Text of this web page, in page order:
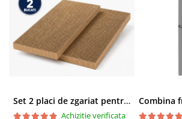
Set 2 placi de zgariat pentru casuta pisici BUNTZ KJW5086, compatibile cu casuta 59 x 28.5 x 35 cm
Achizitie verificata